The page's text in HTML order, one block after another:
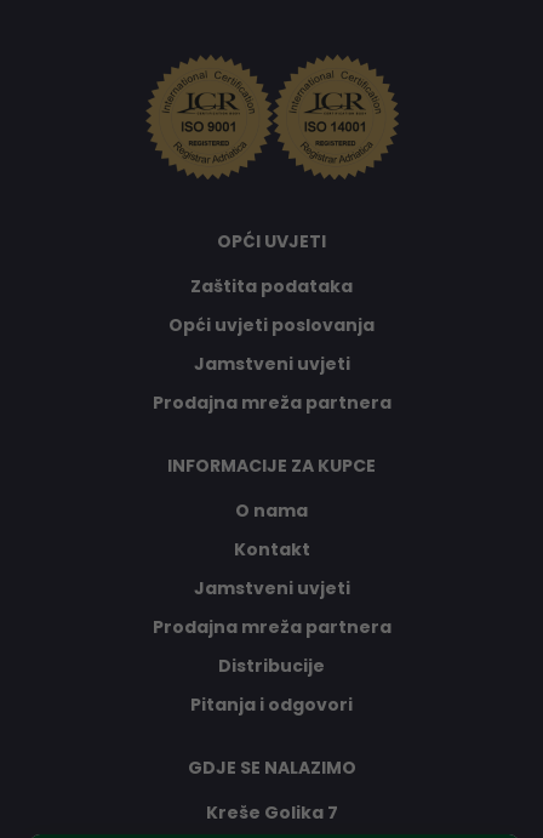
OPĆI UVJETI
Zaštita podataka
Opći uvjeti poslovanja
Jamstveni uvjeti
Prodajna mreža partnera
INFORMACIJE ZA KUPCE
O nama
Kontakt
Jamstveni uvjeti
Prodajna mreža partnera
Distribucije
Pitanja i odgovori
GDJE SE NALAZIMO
Kreše Golika 7